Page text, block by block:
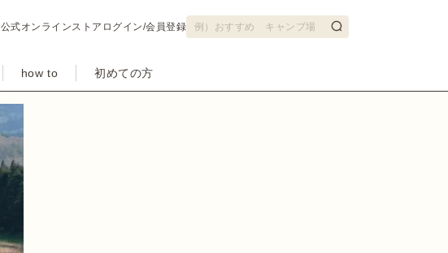
公式オンラインストア ログイン/会員登録
how to 初めての方